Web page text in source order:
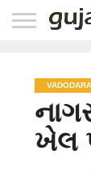
VADODARA
ખેલ